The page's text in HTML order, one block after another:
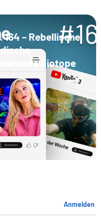
164 – Rebellische
Biotope
Anmelden